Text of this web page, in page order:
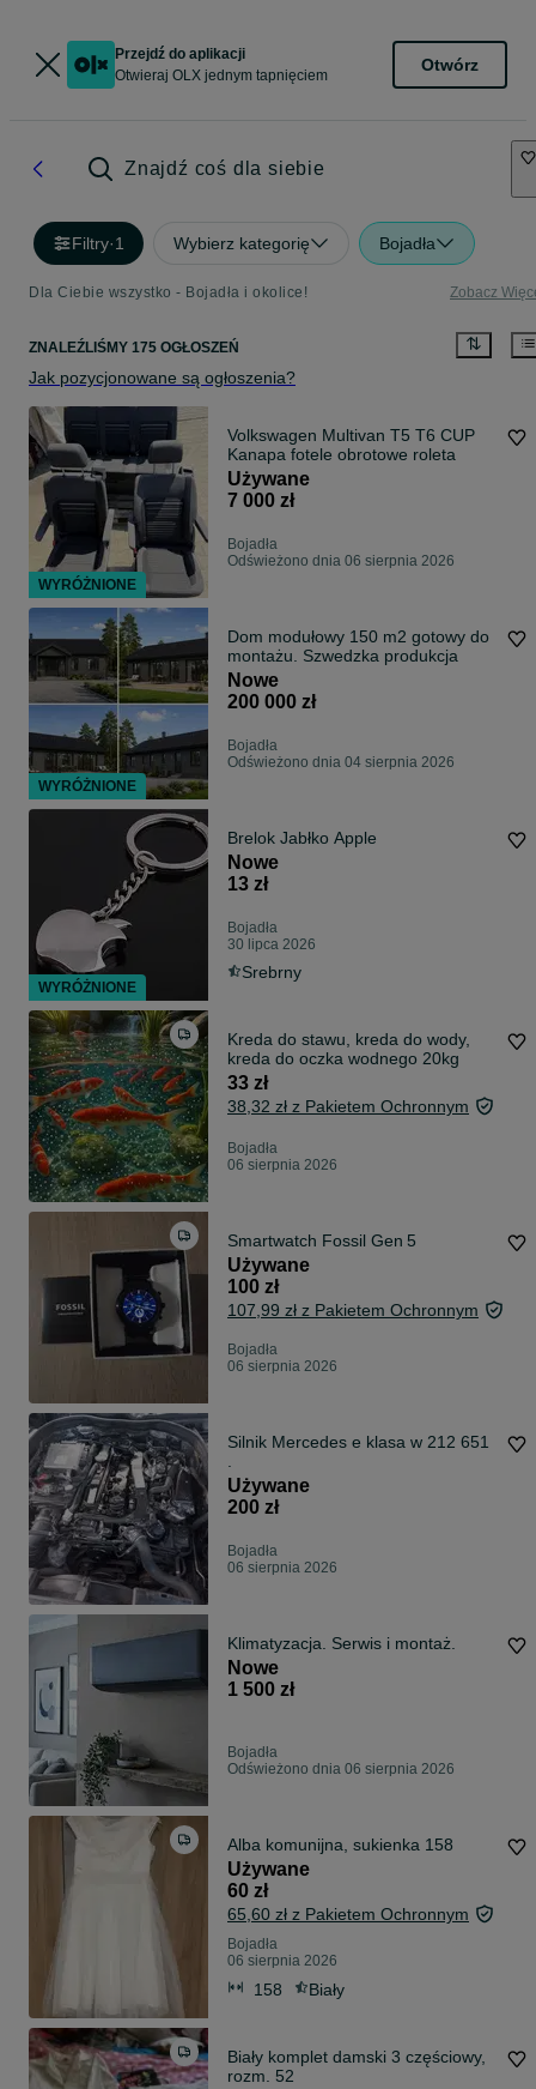
Przejdź do aplikacji
Otwieraj OLX jednym tapnięciem
Otwórz
Znajdź coś dla siebie
Filtry·1 Wybierz kategorię Bojadła
Dla Ciebie wszystko - Bojadła i okolice! Zobacz
ZNALEŹLIŚMY 175 OGŁOSZEŃ
Jak pozycjonowane są ogłoszenia?
Volkswagen Multivan T5 T6 CUP
Kanapa fotele obrotowe roleta
Używane
7 000 zł
Bojadła
Odświeżono dnia 06 sierpnia 2026
Dom modułowy 150 m2 gotowy do
montażu. Szwedzka produkcja
Nowe
200 000 zł
Bojadła
Odświeżono dnia 04 sierpnia 2026
Brelok Jabłko Apple
Nowe
13 zł
Bojadła
30 lipca 2026
Srebrny
Kreda do stawu, kreda do wody,
kreda do oczka wodnego 20kg
33 zł
38,32 zł z Pakietem Ochronnym
Bojadła
06 sierpnia 2026
Smartwatch Fossil Gen 5
Używane
100 zł
107,99 zł z Pakietem Ochronnym
Bojadła
06 sierpnia 2026
Silnik Mercedes e klasa w 212 651
.
Używane
200 zł
Bojadła
06 sierpnia 2026
Klimatyzacja. Serwis i montaż.
Nowe
1 500 zł
Bojadła
Odświeżono dnia 06 sierpnia 2026
Alba komunijna, sukienka 158
Używane
60 zł
65,60 zł z Pakietem Ochronnym
Bojadła
06 sierpnia 2026
158 Biały
Biały komplet damski 3 częściowy,
rozm. 52
WYRÓŻNIONE
WYRÓŻNIONE
WYRÓŻNIONE